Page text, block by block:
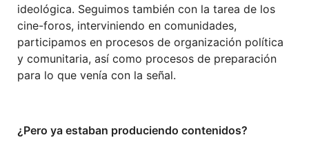
ideológica. Seguimos también con la tarea de los
cine-foros, interviniendo en comunidades,
participamos en procesos de organización política
y comunitaria, así como procesos de preparación
para lo que venía con la señal.
¿Pero ya estaban produciendo contenidos?